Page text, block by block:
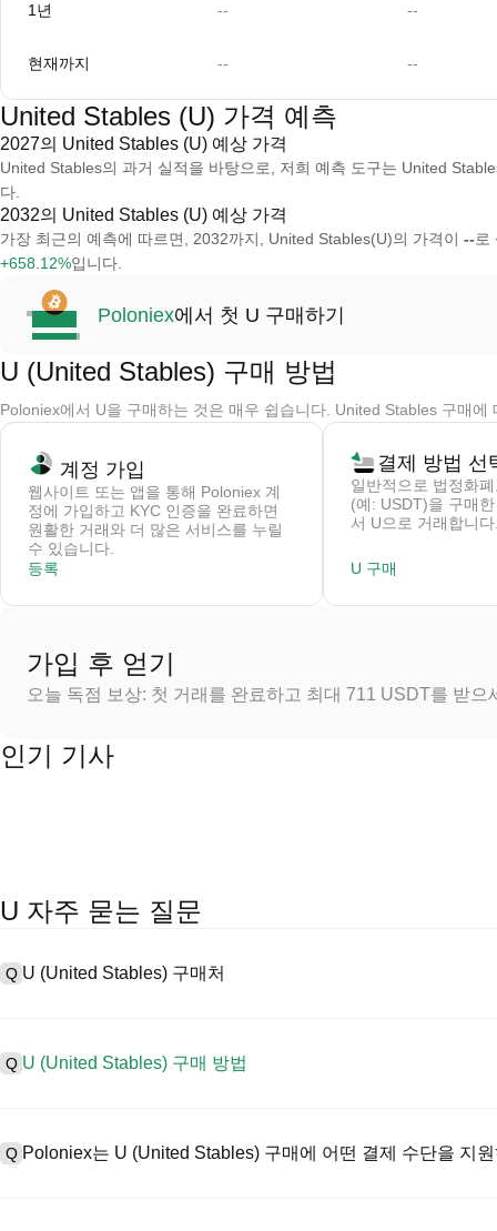
1년 -- --
현재까지 -- --
United Stables (U) 가격 예측
2027의 United Stables (U) 예상 가격
United Stables의 과거 실적을 바탕으로, 저희 예측 도구는 United
다.
2032의 United Stables (U) 예상 가격
가장 최근의 예측에 따르면, 2032까지, United Stables(U)의 가격이 --로
+658.12%입니다.
Poloniex에서 첫 U 구매하기
U (United Stables) 구매 방법
Poloniex에서 U을 구매하는 것은 매우 쉽습니다. United Stables 구매
계정 가입
웹사이트 또는 앱을 통해 Poloniex 계
정에 가입하고 KYC 인증을 완료하면
원활한 거래와 더 많은 서비스를 누릴
수 있습니다.
등록
결제 방법 선
일반적으로 법정화
(예: USDT)을 구매
서 U으로 거래합니
U 구매
가입 후 얻기
오늘 독점 보상: 첫 거래를 완료하고 최대 711 USDT를 받으
인기 기사
U 자주 묻는 질문
Q U (United Stables) 구매처
인터페이스, 높은 유동성, 거래를 간소화할 수 있는 다양한 거래 도
서 거래를 지원하고 경쟁력 있는 거래 수수료를 제공합니다.
1. 계정을 생성하고 KYC 인증을 완료합니다.
2. 법정화폐와 암호화폐로 계정에 자금을 지원합니다.
Q U (United Stables) 구매 방법
시작하세요.
Q Poloniex는 U (United Stables) 구매에 어떤 결제 수단을 지